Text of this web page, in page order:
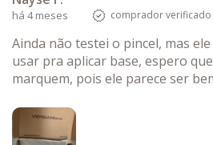
há 4 meses comprador verificado
Ainda não testei o pincel, mas
usar pra aplicar base, espero
marquem, pois ele parece ser